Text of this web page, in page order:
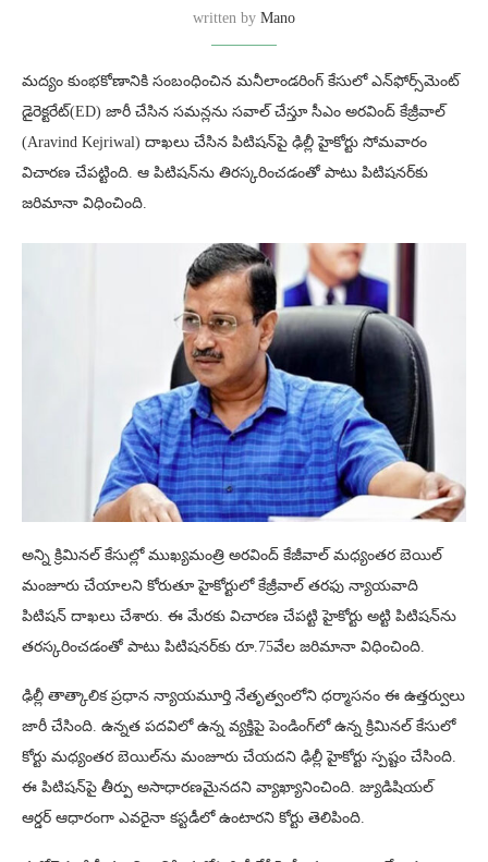
written by Mano
మద్యం కుంభకోణానికి సంబంధించిన మనీలాండరింగ్ కేసులో ఎన్‌ఫోర్స్‌మెంట్
డైరెక్టరేట్(ED) జారీ చేసిన సమన్లను సవాల్ చేస్తూ సీఎం అరవింద్ కేజ్రీవాల్
(Aravind Kejriwal) దాఖలు చేసిన పిటిషన్‌పై ఢిల్లీ హైకోర్టు సోమవారం
విచారణ చేపట్టింది. ఆ పిటిషన్‌ను తిరస్కరించడంతో పాటు పిటిషనర్‌కు
జరిమానా విధించింది.
అన్ని క్రిమినల్ కేసుల్లో ముఖ్యమంత్రి అరవింద్ కేజీవాల్ మధ్యంతర బెయిల్
మంజూరు చేయాలని కోరుతూ హైకోర్టులో కేజ్రీవాల్ తరఫు న్యాయవాది
పిటిషన్ దాఖలు చేశారు. ఈ మేరకు విచారణ చేపట్టి హైకోర్టు అట్టి పిటిషన్‌ను
తరస్కరించడంతో పాటు పిటిషనర్‌కు రూ.75వేల జరిమానా విధించింది.
ఢిల్లీ తాత్కాలిక ప్రధాన న్యాయమూర్తి నేతృత్వంలోని ధర్మాసనం ఈ ఉత్తర్వులు
జారీ చేసింది. ఉన్నత పదవిలో ఉన్న వ్యక్తిపై పెండింగ్‌లో ఉన్న క్రిమినల్ కేసులో
కోర్టు మధ్యంతర బెయిల్‌ను మంజూరు చేయదని ఢిల్లీ హైకోర్టు స్పష్టం చేసింది.
ఈ పిటిషన్‌పై తీర్పు అసాధారణమైనదని వ్యాఖ్యానించింది. జ్యుడిషియల్
ఆర్డర్ ఆధారంగా ఎవరైనా కస్టడీలో ఉంటారని కోర్టు తెలిపింది.